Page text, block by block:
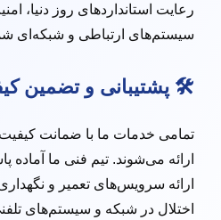
رعایت استانداردهای روز دنیا،
سیستم‌های ارتباطی و شبکه‌ای
🛠️ پشتیبانی و تضمین
تمامی خدمات ما با ضمانت
ارائه می‌شوند. تیم فنی ما
ارائه سرویس‌های تعمیر و
اختلال در شبکه و سیستم‌های